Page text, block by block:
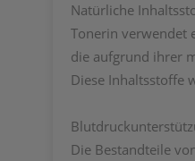
Natürliche
Tonerin verwendet
die aufgrund ihrer
Diese Inhaltsstoffe
Die Bestandteile